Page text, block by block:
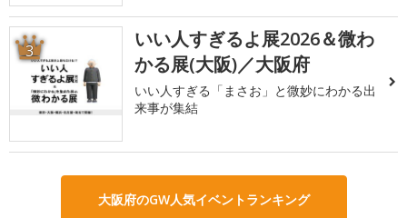
3
いい人すぎるよ展2026＆微わ
かる展(大阪)／大阪府
いい人すぎる「まさお」と微妙にわかる出
来事が集結
大阪府のGW人気イベントランキング